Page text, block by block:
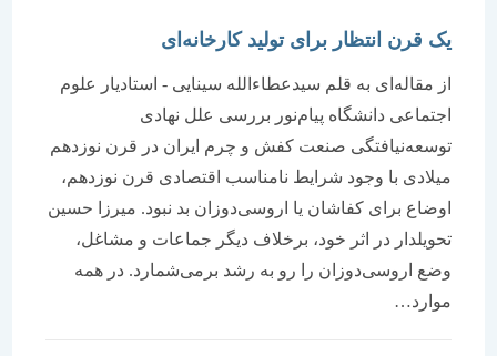
یک قرن انتظار برای تولید کارخانه‌ای
از مقاله‌ای به قلم سیدعطاءالله سینایی - استادیار علوم
اجتماعی دانشگاه پیام‌نور بررسی علل نهادی
توسعه‌نیافتگی صنعت کفش و چرم ایران در قرن نوزدهم
میلادی با وجود شرایط نامناسب اقتصادی قرن نوزدهم،
اوضاع برای کفاشان یا اروسی‌دوزان بد نبود. میرزا حسین
تحویلدار در اثر خود، برخلاف دیگر جماعات و مشاغل،
وضع اروسی‌دوزان را رو به رشد برمی‌شمارد. در همه
موارد…